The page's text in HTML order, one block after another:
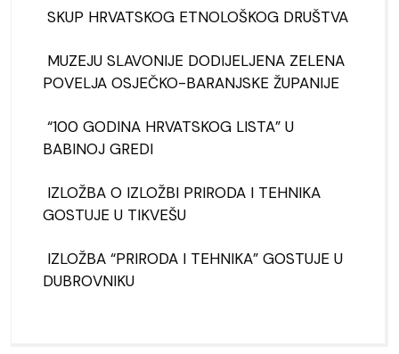
SKUP HRVATSKOG ETNOLOŠKOG DRUŠTVA
MUZEJU SLAVONIJE DODIJELJENA ZELENA
POVELJA OSJEČKO-BARANJSKE ŽUPANIJE
“100 GODINA HRVATSKOG LISTA” U
BABINOJ GREDI
IZLOŽBA O IZLOŽBI PRIRODA I TEHNIKA
GOSTUJE U TIKVEŠU
IZLOŽBA “PRIRODA I TEHNIKA” GOSTUJE U
DUBROVNIKU